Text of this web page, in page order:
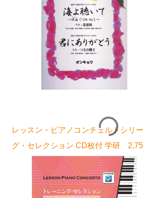
レッスン・ピアノコンチェルトシリ
グ・セレクション CD枚付 学研